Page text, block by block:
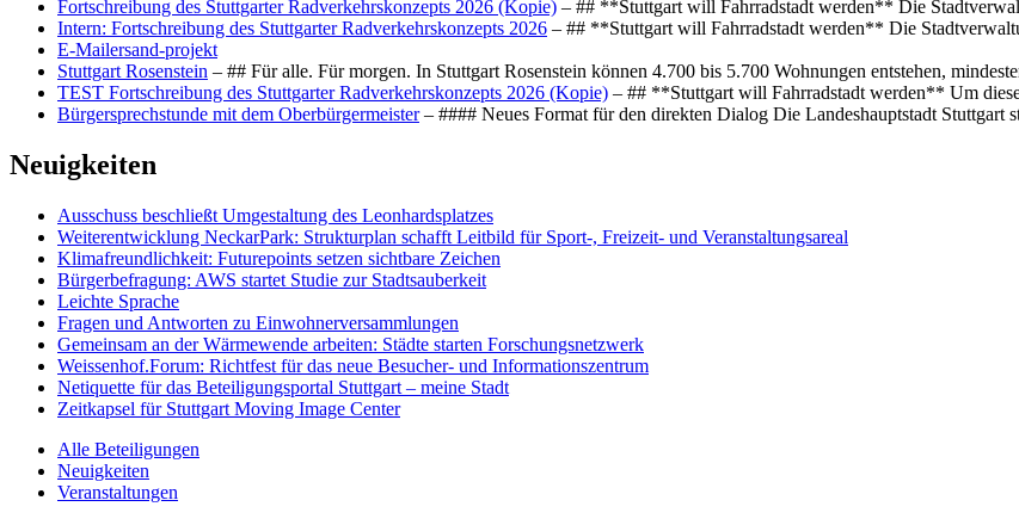
Fortschreibung des Stuttgarter Radverkehrskonzepts 2026 (Kopie) – ## **Stuttgart will Fahrradstadt werden** Die
Intern: Fortschreibung des Stuttgarter Radverkehrskonzepts 2026 – ## **Stuttgart will Fahrradstadt werden** Die
E-Mailersand-projekt
Stuttgart Rosenstein – ## Für alle. Für morgen. In Stuttgart Rosenstein können 4.700 bis 5.700 Wohnungen entstehen,
TEST Fortschreibung des Stuttgarter Radverkehrskonzepts 2026 (Kopie) – ## **Stuttgart will Fahrradstadt werden** Um
Bürgersprechstunde mit dem Oberbürgermeister– #### Neues Format für den direkten Dialog Die Landeshauptstadt Stuttgart
Neuigkeiten
Ausschuss beschließt Umgestaltung des Leonhards­platzes
Weiterentwicklung NeckarPark: Strukturplan schafft Leitbild für Sport-, Freizeit- und Veranstaltungsareal
Klimafreundlichkeit: Futurepoints setzen sichtbare Zeichen
Bürgerbefragung: AWS startet Studie zur Stadtsauberkeit
Leichte Sprache
Fragen und Antworten zu Einwohnerversammlungen
Gemeinsam an der Wärmewende arbeiten: Städte starten Forschungsnetzwerk
Weissenhof.Forum: Richtfest für das neue Besucher- und Informationszentrum
Netiquette für das Beteiligungsportal Stuttgart – meine Stadt
Zeitkapsel für Stuttgart Moving Image Center
Alle Beteiligungen
Neuigkeiten
Veranstaltungen